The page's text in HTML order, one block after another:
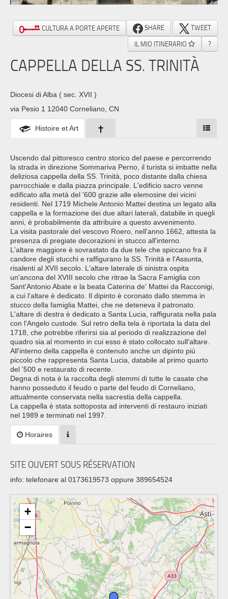
CULTURA A PORTE APERTE SHARE
TWEET
IL MIO ITINERARIO
?
CAPPELLA DELLA SS. TRINITÀ
Diocesi di Alba ( sec. XVII )
via Pesio 1 12040 Corneliano, CN
Histoire et Art
Uscendo dal pittoresco centro storico del paese e percorrendo
la strada in direzione Sommariva Perno, il turista si imbatte nella
deliziosa cappella della SS. Trinità, poco distante dalla chiesa
parrocchiale e dalla piazza principale. L'edificio sacro venne
edificato alla metà del '600 grazie alle elemosine dei vicini
residenti. Nel 1719 Michele Antonio Mattei destina un legato alla
cappella e la formazione dei due altari laterali, databile in quegli
anni, è probabilmente da attribuire a questo avvenimento.
La visita pastorale del vescovo Roero, nell'anno 1662, attesta la
presenza di pregiate decorazioni in stucco all'interno.
L'altare maggiore è sovrastato da due tele che spiccano fra il
candore degli stucchi e raffigurano la SS. Trinità e l'Assunta,
risalenti al XVII secolo. L'altare laterale di sinistra ospita
un'ancona del XVIII secolo che ritrae la Sacra Famiglia con
Sant'Antonio Abate e la beata Caterina de' Mattei da Racconigi,
a cui l'altare è dedicato. Il dipinto è coronato dallo stemma in
stucco della famiglia Mattei, che ne deteneva il patronato.
L'altare di destra è dedicato a Santa Lucia, raffigurata nella pala
con l'Angelo custode. Sul retro della tela è riportata la data del
1718, che potrebbe riferirsi sia al periodo di realizzazione del
quadro sia al momento in cui esso è stato collocato sull'altare.
All'interno della cappella è contenuto anche un dipinto più
piccolo che rappresenta Santa Lucia, databile al primo quarto
del '500 e restaurato di recente.
Degna di nota è la raccolta degli stemmi di tutte le casate che
hanno posseduto il feudo o parte del feudo di Corneliano,
attualmente conservata nella sacrestia della cappella.
La cappella è stata sottoposta ad interventi di restauro iniziati
nel 1989 e terminati nel 1997.
Horaires
SITE OUVERT SOUS RÉSERVATION
info: telefonare al 0173619573 oppure 389654524
+
−